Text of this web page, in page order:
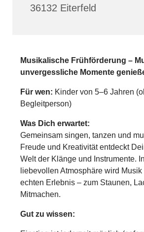
36132 Eiterfeld
Musikalische Frühförderung –
unvergessliche Momente
Für wen: Kinder von 5–6 Jahren
Begleitperson)
Was Dich erwartet:
Gemeinsam singen, tanzen und
Freude und Kreativität entdeckt
Welt der Klänge und Instrumente.
liebevollen Atmosphäre wird
echten Erlebnis – zum Staunen,
Mitmachen.
Gut zu wissen: